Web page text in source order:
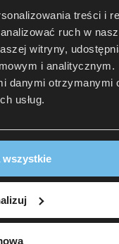
treści i
ruch w
witryny,
i analitycznym.
danymi otrzymanymi
usług.
wszystkie